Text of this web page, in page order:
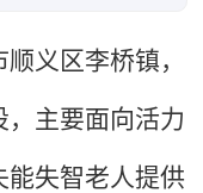
义区李桥镇，
，主要面向活力
能失智老人提供